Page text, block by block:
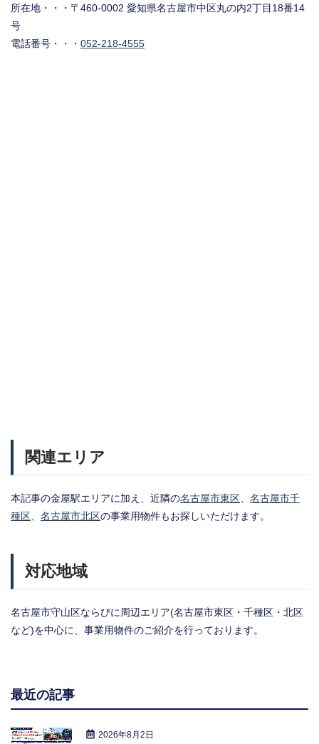
所在地・・・〒460-0002 愛知県名古屋市中区丸の内2丁目18番14
号
電話番号・・・ 052-218-4555
関連エリア
本記事の金屋駅エリアに加え、近隣の名古屋市東区、 名古屋市千
種区、 名古屋市北区の事業用物件もお探しいただけます。
対応地域
名古屋市守山区ならびに周辺エリア(名古屋市東区・千種区・北区
など)を中心に、事業用物件のご紹介を行っております。
最近の記事
2026年8月2日